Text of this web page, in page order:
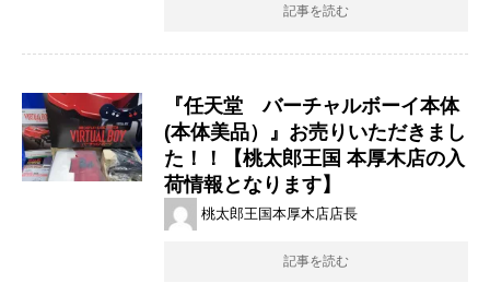
記事を読む
『任天堂 バーチャルボーイ本体
(本体美品）』お売りいただきまし
た！！【桃太郎王国 本厚木店の入
荷情報となります】
桃太郎王国本厚木店店長
記事を読む